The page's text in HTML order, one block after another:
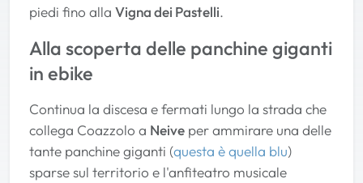
piedi fino alla Vigna dei Pastelli.
Alla scoperta delle panchine giganti
in ebike
Continua la discesa e fermati lungo la strada che
collega Coazzolo a Neive per ammirare una delle
tante panchine giganti (questa è quella blu)
sparse sul territorio e l'anfiteatro musicale